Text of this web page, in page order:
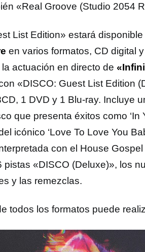
«Real Groove (Studio 2054
List Edition» estará
en varios formatos, CD digital
actuación en directo de
«DISCO: Guest List Edition
1 DVD y 1 Blu-ray. Incluye
que presenta éxitos como ‘In
icónico ‘Love To Love You
con el House
pistas «DISCO (Deluxe)», los
y las remezclas.
todos los formatos puede